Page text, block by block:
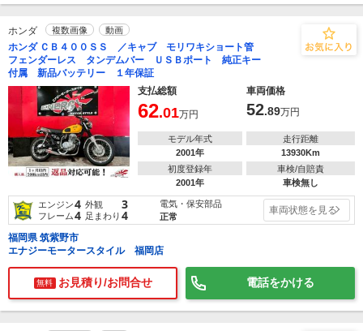
ホンダ 複数画像 動画
ホンダ ＣＢ４００ＳＳ ／キャブ モリワキショート管
フェンダーレス タンデムバー ＵＳＢポート 純正キー
付属 新品バッテリー １年保証
支払総額
車両価格
62.01万円 52.89万円
モデル年式
2001年
走行距離
13930Km
初度登録年
2001年
車検/自賠責
車検無し
エンジン4 外観 3
フレーム4 足まわり 4
電気・保安部品
正常
車両状態を見る
福岡県 筑紫野市
エナジーモータースタイル 福岡店
無料 お見積り/お問合せ 電話をかける